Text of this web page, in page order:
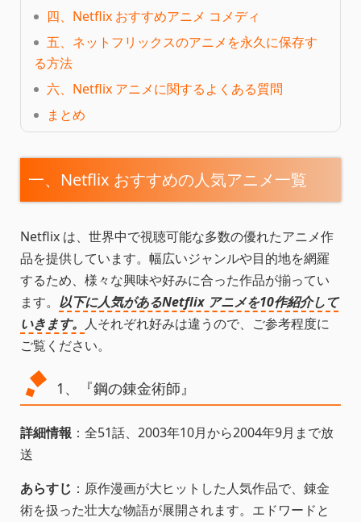
四、Netflix おすすめアニメ コメディ
五、ネットフリックスのアニメを永久に保存す
る方法
六、Netflix アニメに関するよくある質問
まとめ
一、Netflix おすすめの人気アニメ一覧
Netflix は、世界中で視聴可能な多数の優れたアニメ作
品を提供しています。幅広いジャンルや目的地を網羅
するため、様々な興味や好みに合った作品が揃ってい
ます。 以下に人気があるNetflix アニメを10作紹介して
いきます。 人それぞれ好みは違うので、ご参考程度に
ご覧ください。
1、『鋼の錬金術師』
詳細情報 ：全51話、2003年10月から2004年9月まで放
送
あらすじ ：原作漫画が大ヒットした人気作品で、錬金
術を扱った壮大な物語が展開されます。エドワードと